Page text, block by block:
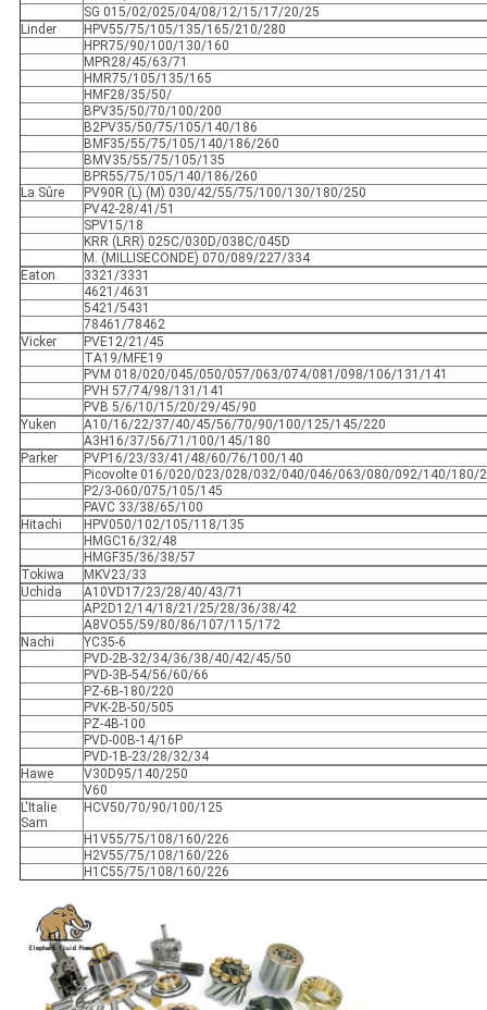
SG 015/02/025/04/08/12/15/17/20/25
Linder
HPV55/75/105/135/165/210/280
HPR75/90/100/130/160
MPR28/45/63/71
HMR75/105/135/165
HMF28/35/50/
BPV35/50/70/100/200
B2PV35/50/75/105/140/186
BMF35/55/75/105/140/186/260
BMV35/55/75/105/135
BPR55/75/105/140/186/260
La Sûre
PV90R (L) (M) 030/42/55/75/100/130/180/250
PV42-28/41/51
SPV15/18
KRR (LRR) 025C/030D/038C/045D
M. (MILLISECONDE) 070/089/227/334
Eaton
3321/3331
4621/4631
5421/5431
78461/78462
Vicker
PVE12/21/45
TA19/MFE19
PVM 018/020/045/050/057/063/074/081/098/106/131/141
PVH 57/74/98/131/141
PVB 5/6/10/15/20/29/45/90
Yuken
A10/16/22/37/40/45/56/70/90/100/125/145/220
A3H16/37/56/71/100/145/180
Parker
PVP16/23/33/41/48/60/76/100/140
Picovolte 016/020/023/028/032/040/046/063/080/092/140/180/
P2/3-060/075/105/145
PAVC 33/38/65/100
Hitachi
HPV050/102/105/118/135
HMGC16/32/48
HMGF35/36/38/57
Tokiwa
MKV23/33
Uchida
A10VD17/23/28/40/43/71
AP2D12/14/18/21/25/28/36/38/42
A8VO55/59/80/86/107/115/172
Nachi
YC35-6
PVD-2B-32/34/36/38/40/42/45/50
PVD-3B-54/56/60/66
PZ-6B-180/220
PVK-2B-50/505
PZ-4B-100
PVD-00B-14/16P
PVD-1B-23/28/32/34
Hawe
V30D95/140/250
V60
L'Italie
Sam
HCV50/70/90/100/125
H1V55/75/108/160/226
H2V55/75/108/160/226
H1C55/75/108/160/226